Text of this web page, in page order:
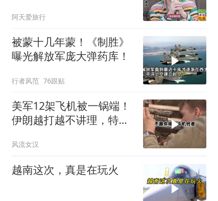
阿天爱旅行
被蒙十几年蒙！《制胜》
曝光解放军庞大弹药库！
行者风范 76跟贴
美军12架飞机被一锅端！
伊朗越打越不讲理，特朗
风流女汉
越南这次，真是在玩火